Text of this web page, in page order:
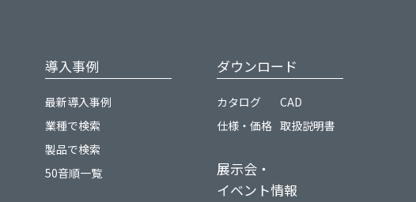
導入事例
最新導入事例
業種で検索
製品で検索
50音順一覧
ダウンロード
カタログ
CAD
仕様・価格 取扱説明書
展示会・
イベント情報